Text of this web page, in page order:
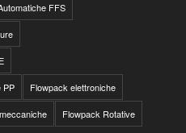
FFS
PP Flowpack elettroniche
Flowpack Rotative